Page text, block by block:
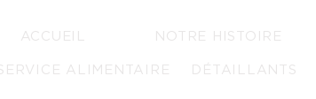
ACCUEIL NOTRE HISTOIRE
ALIMENTAIRE DÉTAILLANTS